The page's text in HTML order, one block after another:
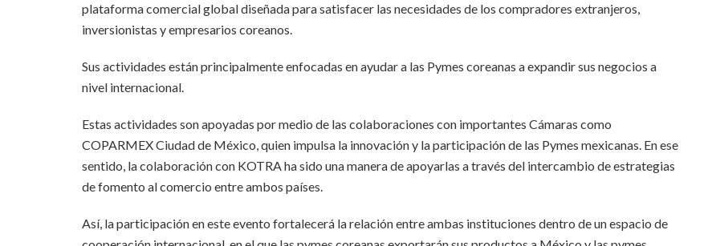
plataforma comercial global diseñada para satisfacer las necesidades de los compradores extranjeros,
inversionistas y empresarios coreanos.
Sus actividades están principalmente enfocadas en ayudar a las Pymes coreanas a expandir sus negocios a
nivel internacional.
Estas actividades son apoyadas por medio de las colaboraciones con importantes Cámaras como
COPARMEX Ciudad de México, quien impulsa la innovación y la participación de las Pymes mexicanas. En ese
sentido, la colaboración con KOTRA ha sido una manera de apoyarlas a través del intercambio de estrategias
de fomento al comercio entre ambos países.
Así, la participación en este evento fortalecerá la relación entre ambas instituciones dentro de un espacio de